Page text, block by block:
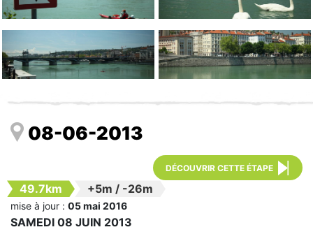
08-06-2013
DÉCOUVRIR CETTE ÉTAPE
49.7km +5m / -26m
mise à jour : 05 mai 2016
SAMEDI 08 JUIN 2013